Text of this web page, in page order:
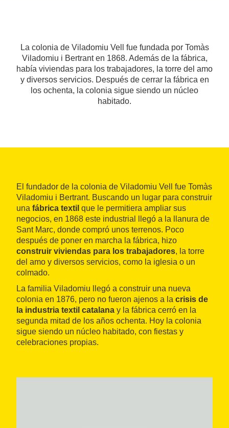
La colonia de Viladomiu Vell fue fundada por Tomàs
Viladomiu i Bertrant en 1868. Además de la fábrica,
había viviendas para los trabajadores, la torre del amo
y diversos servicios. Después de cerrar la fábrica en
los ochenta, la colonia sigue siendo un núcleo
habitado.
El fundador de la colonia de Viladomiu Vell fue Tomàs
Viladomiu i Bertrant. Buscando un lugar para construir
una fábrica textil que le permitiera ampliar sus
negocios, en 1868 este industrial llegó a la llanura de
Sant Marc, donde compró unos terrenos. Poco
después de poner en marcha la fábrica, hizo
construir viviendas para los trabajadores, la torre
del amo y diversos servicios, como la iglesia o un
colmado.
La familia Viladomiu llegó a construir una nueva
colonia en 1876, pero no fueron ajenos a la crisis de
la industria textil catalana y la fábrica cerró en la
segunda mitad de los años ochenta. Hoy la colonia
sigue siendo un núcleo habitado, con fiestas y
celebraciones propias.